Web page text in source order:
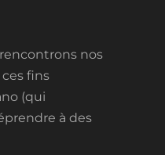
nos
fins
(qui
à des